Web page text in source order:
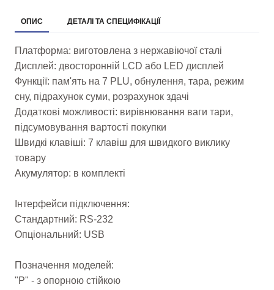
ОПИС ДЕТАЛІ ТА СПЕЦИФІКАЦІЇ
Платформа: виготовлена з нержавіючої сталі
Дисплей: двосторонній LCD або LED дисплей
Функції: пам'ять на 7 PLU, обнулення, тара, режим
сну, підрахунок суми, розрахунок здачі
Додаткові можливості: вирівнювання ваги тари,
підсумовування вартості покупки
Швидкі клавіші: 7 клавіш для швидкого виклику
товару
Акумулятор: в комплекті
Інтерфейси підключення:
Стандартний: RS-232
Опціональний: USB
Позначення моделей:
"Р" - з опорною стійкою